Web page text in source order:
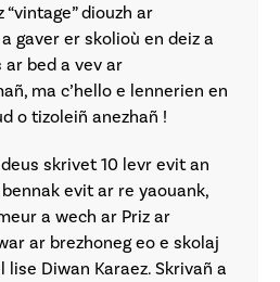
diouzh ar
gaver er skolioù en deiz a
ar bed a vev ar
ma c’hello e lennerien en
o tizoleiñ anezhañ !
deus skrivet 10 levr evit an
evit ar re yaouank,
a wech ar Priz ar
ar brezhoneg eo e skolaj
lise Diwan Karaez. Skrivañ a